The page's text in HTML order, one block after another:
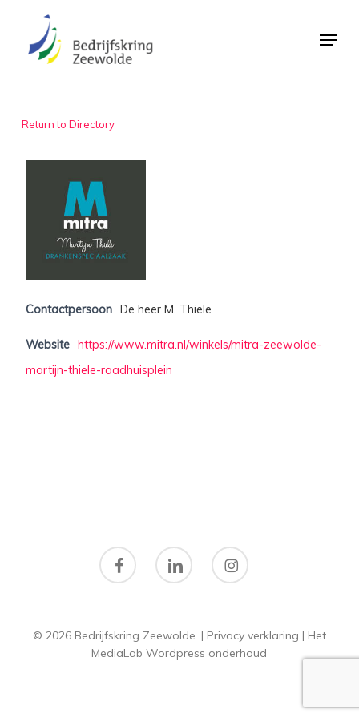
Menu
Return to Directory
Contactpersoon De heer M. Thiele
Website https://www.mitra.nl/winkels/mitra-zeewolde-
martijn-thiele-raadhuisplein
facebook linkedin instagram
© 2026 Bedrijfskring Zeewolde. | Privacy verklaring | Het
MediaLab Wordpress onderhoud